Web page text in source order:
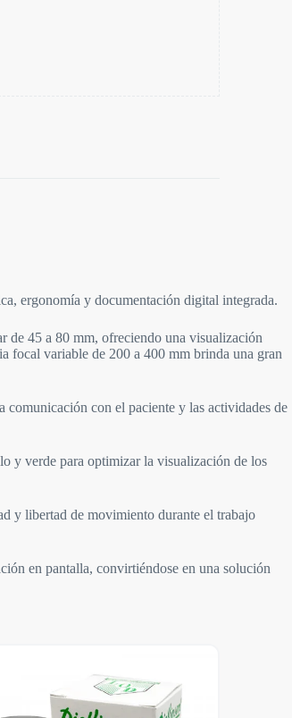
ergonomía y documentación digital integrada.
de 45 a 80 mm, ofreciendo una visualización
focal variable de 200 a 400 mm brinda una gran
con el paciente y las actividades de
y verde para optimizar la visualización de los
y libertad de movimiento durante el trabajo
en pantalla, convirtiéndose en una solución